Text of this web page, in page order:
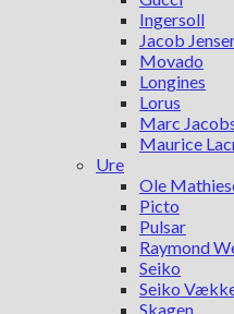
Ingersoll
Jacob
Movado
Longines
Lorus
Marc
Maurice
Ure
Ole
Picto
Pulsar
Raymond
Seiko
Seiko
Skagen